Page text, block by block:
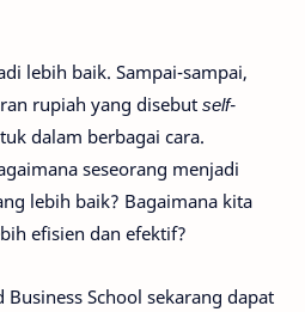
lebih baik. Sampai-sampai,
rupiah yang disebut self-
dalam berbagai cara.
seseorang menjadi
lebih baik? Bagaimana kita
efisien dan efektif?
School sekarang dapat